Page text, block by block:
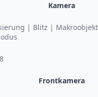
Kamera
| Blitz |
Frontkamera